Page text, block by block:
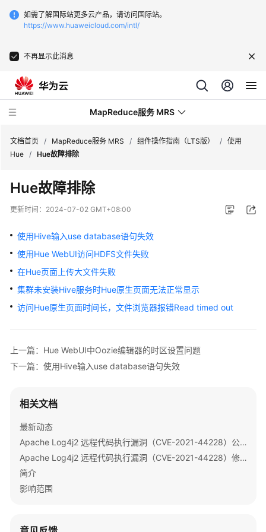
如需了解国际站更多云产品，请访问国际站。
https://www.huaweicloud.com/intl/
不再显示此消息
MapReduce服务 MRS
新
动
务
公
告
产
绍
说
快
速
入
门
户
文档首页 / MapReduce服务 MRS / 组件操作指南（LTS版） / 使用
Hue / Hue故障排除
Hue故障排除
更新时间： 2024-07-02 GMT+08:00
使用Hive输入use database语句失效
使用Hue WebUI访问HDFS文件失败
在Hue页面上传大文件失败
集群未安装Hive服务时Hue原生页面无法正常显示
访问Hue原生页面时间长，文件浏览器报错Read timed out
上一篇：Hue WebUI中Oozie编辑器的时区设置问题
下一篇：使用Hive输入use database语句失效
相关文档
最新动态
Apache Log4j2 远程代码执行漏洞（CVE-2021-44228）公告
Apache Log4j2 远程代码执行漏洞（CVE-2021-44228）修复指导
简介
影响范围